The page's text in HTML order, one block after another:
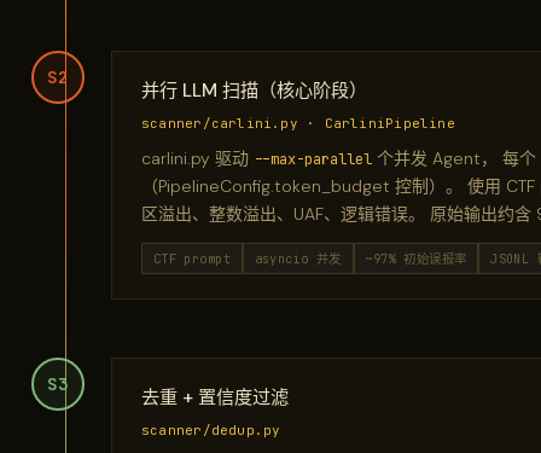
S2
并行 LLM 扫描（核心阶段）
scanner/carlini.py · CarliniPipeline
carlini.py 驱动 --max-parallel 个并发 Agent， 每
（PipelineConfig.token_budget 控制）。 使用
区溢出、整数溢出、UAF、逻辑错误。 原始输出约
CTF prompt asyncio 并发 ~97% 初始误报率 JSONL
S3
去重 + 置信度过滤
scanner/dedup.py